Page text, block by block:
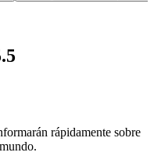
rápidamente sobre